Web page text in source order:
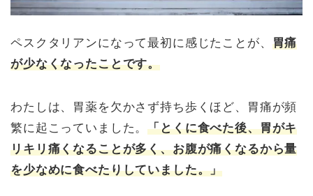
ペスクタリアンになって最初に感じたことが、 胃痛
が少なくなったことです。
わたしは、胃薬を欠かさず持ち歩くほど、胃痛が頻
繁に起こっていました。「とくに食べた後、胃がキ
リキリ痛くなることが多く、お腹が痛くなるから量
を少なめに食べたりしていました。」